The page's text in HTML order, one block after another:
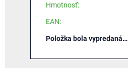
Hmotnosť:
EAN:
Položka bola vypredaná…